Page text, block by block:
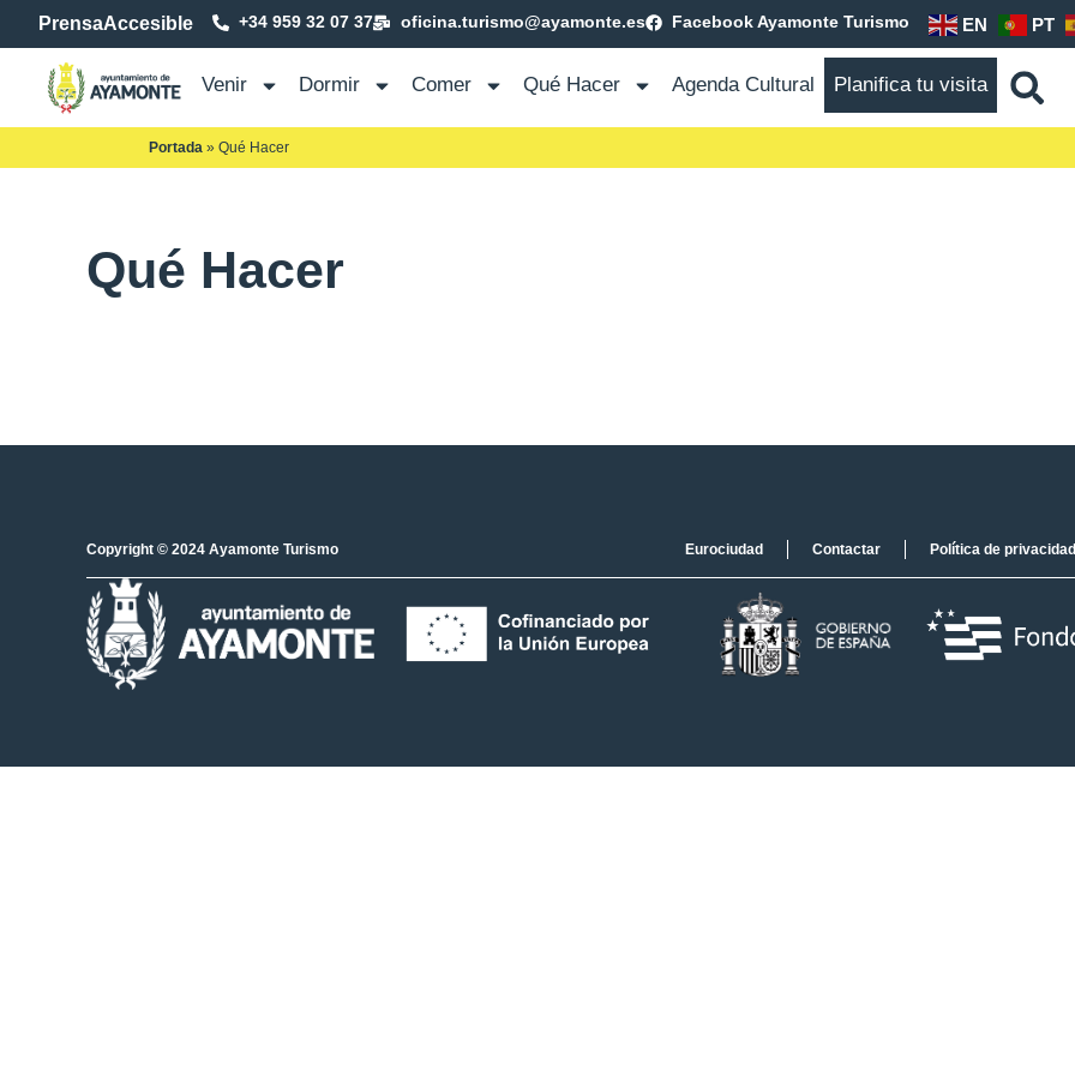
PrensaAccesible +34 959 32 07 37 oficina.turismo@ayamonte.es Facebook Ayamonte Turismo EN PT
Venir Dormir Comer Qué Hacer Agenda Cultural Planifica tu visita
Portada » Qué Hacer
Qué Hacer
Copyright © 2024 Ayamonte Turismo Eurociudad Contactar Política de privacidad